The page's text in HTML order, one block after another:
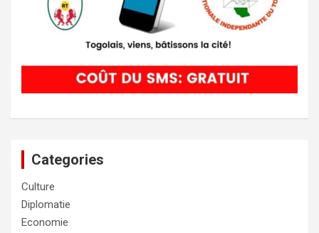
Categories
Culture
Diplomatie
Economie